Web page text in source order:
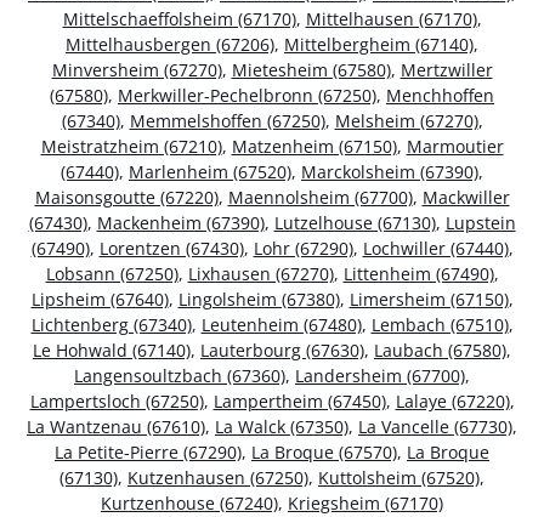
Mittelschaeffolsheim (67170), Mittelhausen (67170),
Mittelhausbergen (67206), Mittelbergheim (67140),
Minversheim (67270), Mietesheim (67580), Mertzwiller
(67580), Merkwiller-Pechelbronn (67250), Menchhoffen
(67340), Memmelshoffen (67250), Melsheim (67270),
Meistratzheim (67210), Matzenheim (67150), Marmoutier
(67440), Marlenheim (67520), Marckolsheim (67390),
Maisonsgoutte (67220), Maennolsheim (67700), Mackwiller
(67430), Mackenheim (67390), Lutzelhouse (67130), Lupstein
(67490), Lorentzen (67430), Lohr (67290), Lochwiller (67440),
Lobsann (67250), Lixhausen (67270), Littenheim (67490),
Lipsheim (67640), Lingolsheim (67380), Limersheim (67150),
Lichtenberg (67340), Leutenheim (67480), Lembach (67510),
Le Hohwald (67140), Lauterbourg (67630), Laubach (67580),
Langensoultzbach (67360), Landersheim (67700),
Lampertsloch (67250), Lampertheim (67450), Lalaye (67220),
La Wantzenau (67610), La Walck (67350), La Vancelle (67730),
La Petite-Pierre (67290), La Broque (67570), La Broque
(67130), Kutzenhausen (67250), Kuttolsheim (67520),
Kurtzenhouse (67240), Kriegsheim (67170)